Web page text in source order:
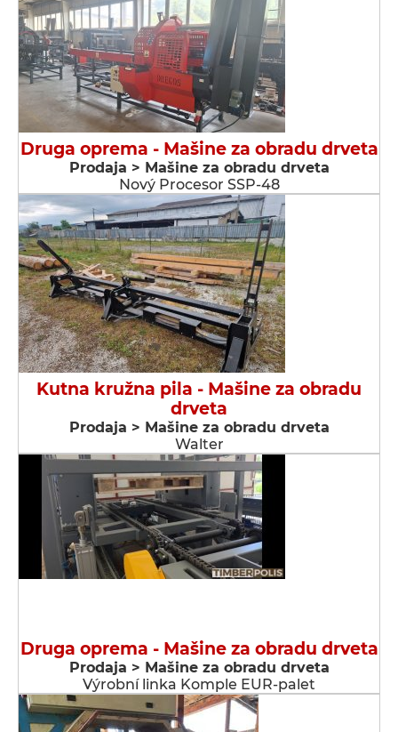
Druga oprema - Мašine za obradu drveta
Prodaja > Мašine za obradu drveta
Nový Procesor SSP-48
Kutna kružna pila - Мašine za obradu
drveta
Prodaja > Мašine za obradu drveta
Walter
Druga oprema - Мašine za obradu drveta
Prodaja > Мašine za obradu drveta
Výrobní linka Komple EUR-palet